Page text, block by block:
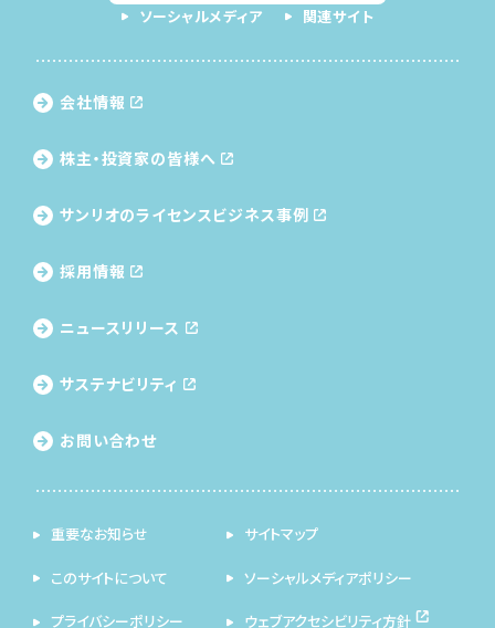
ソーシャルメディア 関連サイト
会社情報
株主・投資家の皆様へ
サンリオのライセンス ビジネス事例
採用情報
ニュースリリース
サステナビリティ
お問い合わせ
重要なお知らせ サイトマップ
このサイトについて ソーシャルメディアポリシー
プライバシーポリシー ウェブアクセシビリティ方針